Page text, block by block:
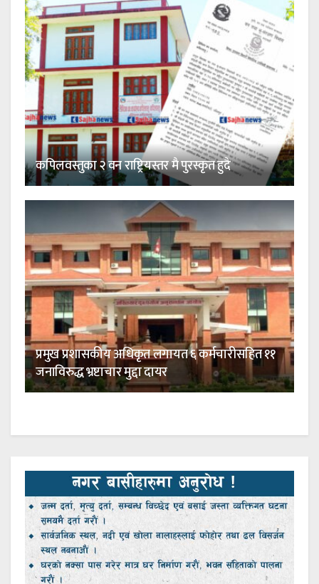
कपिलवस्तुका २ वन राष्ट्रियस्तर मै पुरस्कृत हुदै
प्रमुख प्रशासकीय अधिकृत लगायत ६ कर्मचारीसहित ११
जनाविरुद्ध भ्रष्टाचार मुद्दा दायर